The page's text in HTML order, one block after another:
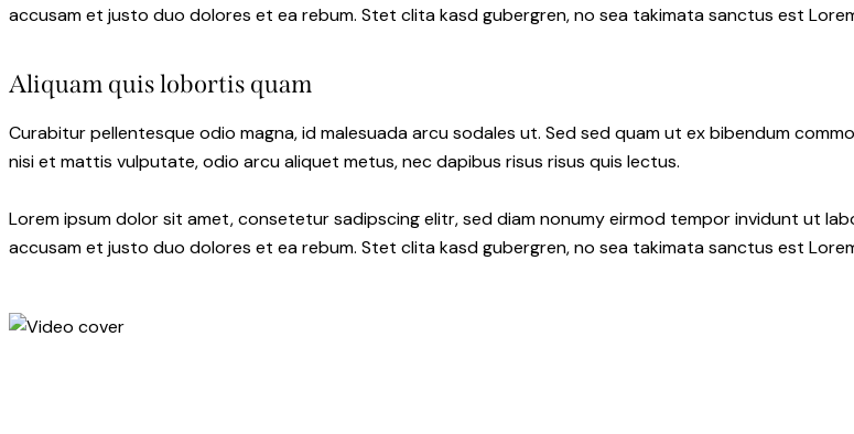
accusam et justo duo dolores et ea rebum. Stet clita kasd gubergren, no sea takimata sanctus est
Aliquam quis lobortis quam
Curabitur pellentesque odio magna, id malesuada arcu sodales ut. Sed sed quam ut ex bibendum
nisi et mattis vulputate, odio arcu aliquet metus, nec dapibus risus risus quis lectus.
Lorem ipsum dolor sit amet, consetetur sadipscing elitr, sed diam nonumy eirmod tempor invidunt ut
accusam et justo duo dolores et ea rebum. Stet clita kasd gubergren, no sea takimata sanctus est